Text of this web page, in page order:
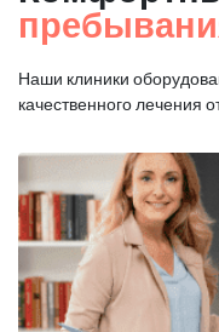
Наши клиники
качественного лечения